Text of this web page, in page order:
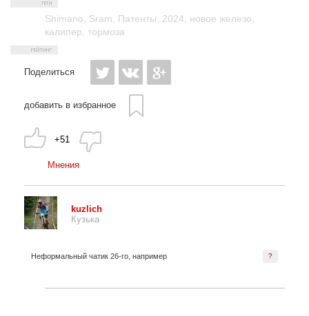
Shimano, Sram, Патенты, 2024, новое железо,
калипер, тормоза
Поделиться
добавить в избранное
+51
Мнения
kuzlich
Кузька
?
Неформальный чатик 26-го, например